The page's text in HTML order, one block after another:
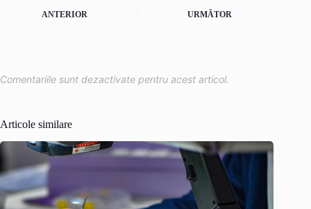
ANTERIOR URMĂTOR
Comentariile sunt dezactivate pentru acest articol.
Articole similare